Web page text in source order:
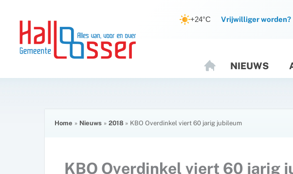
inhoud
inhoud
+24°C Vrijwilliger worden?
O
M
NIEUWS
Home Nieuws 2018 KBO Overdinkel viert 60 jarig jubileum
KBO Overdinkel viert 60 jarig